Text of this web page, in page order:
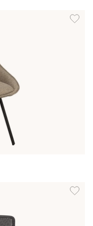
Lägg
Lägg